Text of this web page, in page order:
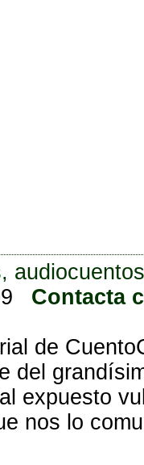
Contacta
de
del
expuesto
nos lo